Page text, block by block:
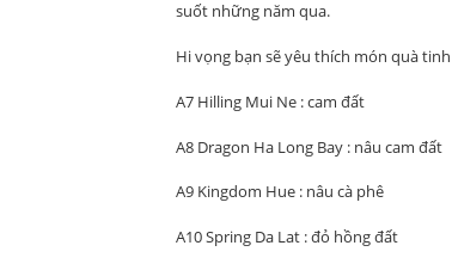
suốt những năm qua.
Hi vọng bạn sẽ yêu thích món quà
A7 Hilling Mui Ne : cam đất
A8 Dragon Ha Long Bay : nâu cam đất
A9 Kingdom Hue : nâu cà phê
A10 Spring Da Lat : đỏ hồng đất